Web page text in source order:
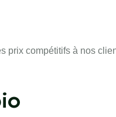
prix compétitifs à nos